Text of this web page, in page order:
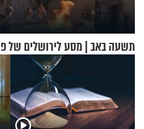
תשעה באב | מסע לירושלים של